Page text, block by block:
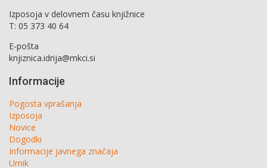
Izposoja v delovnem času knjižnice
T: 05 373 40 64
E-pošta
knjiznica.idrija@mkci.si
Informacije
Pogosta vprašanja
Izposoja
Novice
Dogodki
Informacije javnega značaja
Urnik